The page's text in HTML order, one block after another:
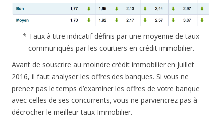
* Taux à titre indicatif définis par une moyenne de taux
communiqués par les courtiers en crédit immobilier.
Avant de souscrire au moindre crédit immobilier en Juillet
2016, il faut analyser les offres des banques. Si vous ne
prenez pas le temps d’examiner les offres de votre banque
avec celles de ses concurrents, vous ne parviendrez pas à
décrocher le meilleur taux Immobilier.